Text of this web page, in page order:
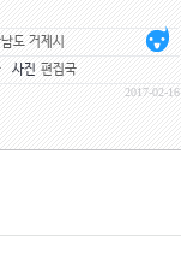
지 좀 말고.”
이다. 다만, 아버
싸서 친정으로 돌
네 엄마를 못 만났
도 거제시
사진 편집국
2017-02-16